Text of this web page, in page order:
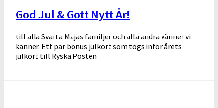
God Jul & Gott Nytt År!
till alla Svarta Majas familjer och alla andra vänner vi
känner. Ett par bonus julkort som togs inför årets
julkort till Ryska Posten